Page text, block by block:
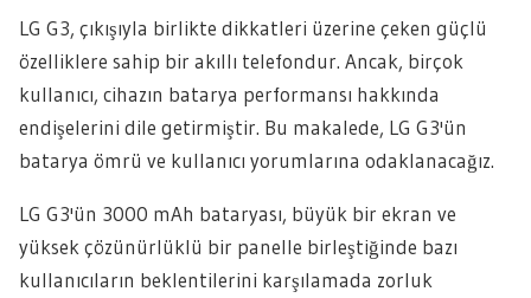
LG G3, çıkışıyla birlikte dikkatleri üzerine çeken güçlü
özelliklere sahip bir akıllı telefondur. Ancak, birçok
kullanıcı, cihazın batarya performansı hakkında
endişelerini dile getirmiştir. Bu makalede, LG G3'ün
batarya ömrü ve kullanıcı yorumlarına odaklanacağız.
LG G3'ün 3000 mAh bataryası, büyük bir ekran ve
yüksek çözünürlüklü bir panelle birleştiğinde bazı
kullanıcıların beklentilerini karşılamada zorluk